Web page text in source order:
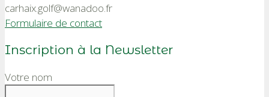
carhaix.golf@wanadoo.fr
Formulaire de contact
Inscription à la Newsletter
Votre nom